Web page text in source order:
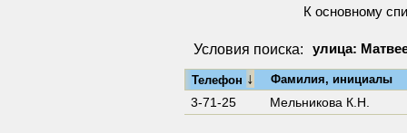
К основному
Условия поиска: улица:
Телефон ↓ Фамилия, инициалы
3-71-25 Мельникова К.Н.